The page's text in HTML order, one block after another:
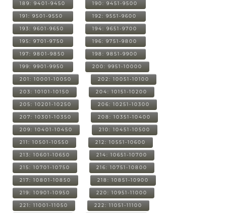
189: 9401-9450 190: 9451-9500
191: 9501-9550 192: 9551-9600
193: 9601-9650 194: 9651-9700
195: 9701-9750 196: 9751-9800
197: 9801-9850 198: 9851-9900
199: 9901-9950 200: 9951-10000
201: 10001-10050 202: 10051-10100
203: 10101-10150 204: 10151-10200
205: 10201-10250 206: 10251-10300
207: 10301-10350 208: 10351-10400
209: 10401-10450 210: 10451-10500
211: 10501-10550 212: 10551-10600
213: 10601-10650 214: 10651-10700
215: 10701-10750 216: 10751-10800
217: 10801-10850 218: 10851-10900
219: 10901-10950 220: 10951-11000
221: 11001-11050 222: 11051-11100